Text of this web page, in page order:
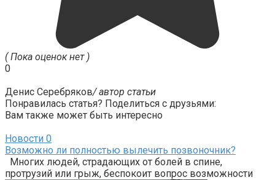
( Пока оценок нет )
0
Денис Серебряков/ автор статьи
Понравилась статья? Поделиться с друзьями:
Вам также может быть интересно
Новости 0
Возможно ли полностью вылечить позвоночник?
Многих людей, страдающих от болей в спине,
протрузий или грыж, беспокоит вопрос возможности